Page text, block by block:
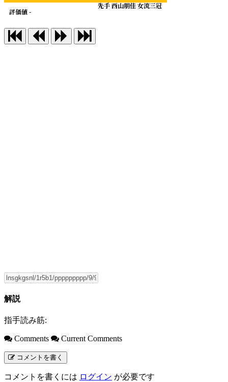
先手 西山朋佳 女流三冠
評価値 -
解説
指手読み筋:
Comments Current Comments
コメントを書く
コメントを書くには ログイン が必要です